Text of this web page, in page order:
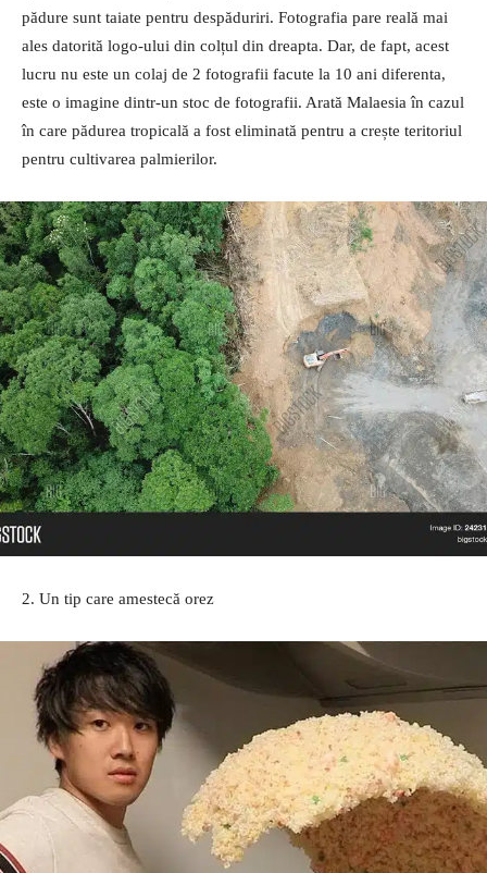
pădure sunt taiate pentru despăduriri. Fotografia pare reală mai
ales datorită logo-ului din colțul din dreapta. Dar, de fapt, acest
lucru nu este un colaj de 2 fotografii facute la 10 ani diferenta,
este o imagine dintr-un stoc de fotografii. Arată Malaesia în cazul
în care pădurea tropicală a fost eliminată pentru a crește teritoriul
pentru cultivarea palmierilor.
2. Un tip care amestecă orez